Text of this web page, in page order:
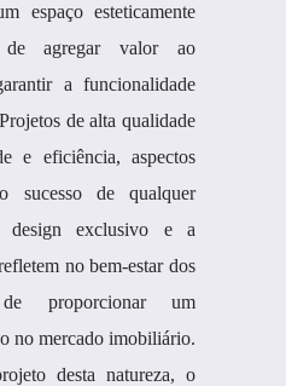
espaço esteticamente
de agregar valor ao
a funcionalidade
de alta qualidade
e eficiência, aspectos
sucesso de qualquer
design exclusivo e a
no bem-estar dos
proporcionar um
no mercado imobiliário.
desta natureza, o